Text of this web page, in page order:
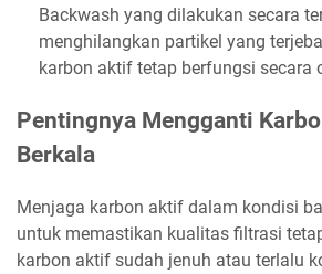
Backwash yang dilakukan secara
menghilangkan partikel yang
karbon aktif tetap berfungsi secara
Pentingnya Mengganti
Berkala
Menjaga karbon aktif dalam kondisi
untuk memastikan kualitas filtrasi
karbon aktif sudah jenuh atau terlalu